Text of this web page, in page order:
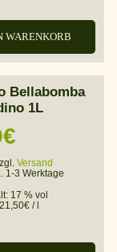
WARENKORB
Bellabomba
1L
€
Versand
1-3 Werktage
17 % vol
21,50€ /